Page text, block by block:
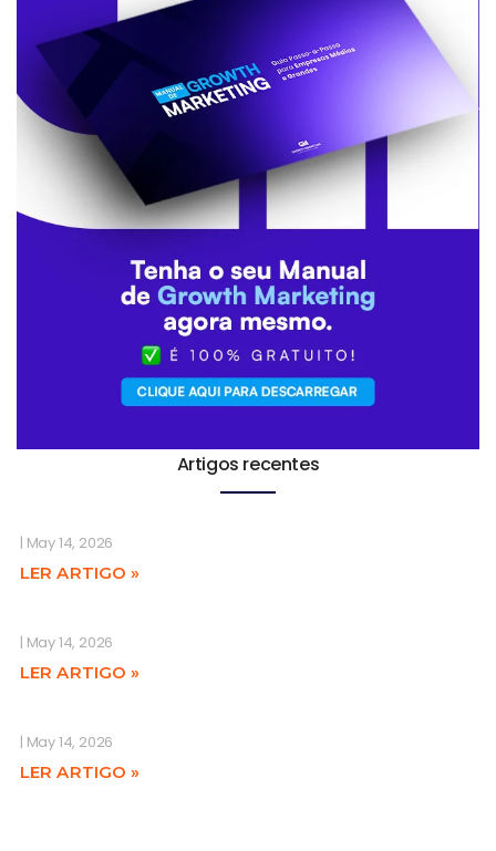
Artigos recentes
May 14, 2026
LER ARTIGO »
May 14, 2026
LER ARTIGO »
May 14, 2026
LER ARTIGO »